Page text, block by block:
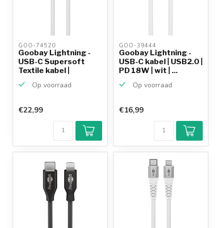
GOO-74520
Goobay Lightning -
USB-C Supersoft
Textile kabel |
Op voorraad
€22,99
GOO-39444
Goobay Lightning -
USB-C kabel | USB2.0 |
PD 18W | wit | ...
Op voorraad
€16,99